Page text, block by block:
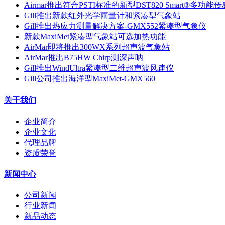
Airmar推出符合PSTI标准的新型DST820 Smart®多功能传
Gill推出新款红外光学雨量计和紧凑型气象站
Gill推出热应力测量解决方案-GMX552紧凑型气象仪
新款MaxiMet紧凑型气象站可选加热功能
AirMar即将推出300WX系列超声波气象站
AirMar推出B75HW Chirp测深声呐
Gill推出WindUltra紧凑型二维超声波风速仪
Gill公司推出海洋型MaxiMet-GMX560
关于我们
企业简介
企业文化
代理品牌
资质荣誉
新闻中心
公司新闻
行业新闻
新品动态